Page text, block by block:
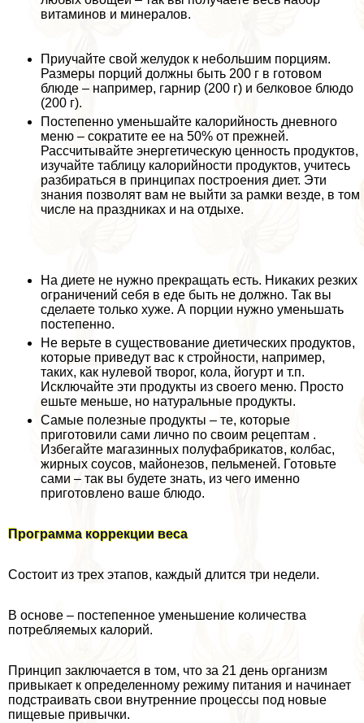
витаминов и минералов.
Приучайте свой желудок к небольшим порциям.
Размеры порций должны быть 200 г в готовом
блюде – например, гарнир (200 г) и белковое блюдо
(200 г).
Постепенно уменьшайте калорийность дневного
меню – сократите ее на 50% от прежней.
Рассчитывайте энергетическую ценность продуктов,
изучайте таблицу калорийности продуктов, учитесь
разбираться в принципах построения диет. Эти
знания позволят вам не выйти за рамки везде, в том
числе на праздниках и на отдыхе.
На диете не нужно прекращать есть. Никаких резких
ограничений себя в еде быть не должно. Так вы
сделаете только хуже. А порции нужно уменьшать
постепенно.
Не верьте в существование диетических продуктов,
которые приведут вас к стройности, например,
таких, как нулевой творог, кола, йогурт и т.п.
Исключайте эти продукты из своего меню. Просто
ешьте меньше, но натуральные продукты.
Самые полезные продукты – те, которые
приготовили сами лично по своим рецептам .
Избегайте магазинных полуфабрикатов, колбас,
жирных соусов, майонезов, пельменей. Готовьте
сами – так вы будете знать, из чего именно
приготовлено ваше блюдо.
Программа коррекции веса
Состоит из трех этапов, каждый длится три недели.
В основе – постепенное уменьшение количества
потрeбляемых калорий.
Принцип заключается в том, что за 21 день организм
привыкает к определенному режиму питания и начинает
подстраивать свои внутренние процессы под новые
пищевые привычки.